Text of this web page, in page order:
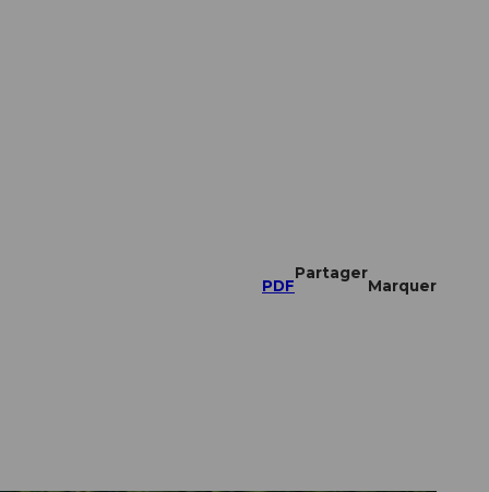
PDF
Partager
Marquer